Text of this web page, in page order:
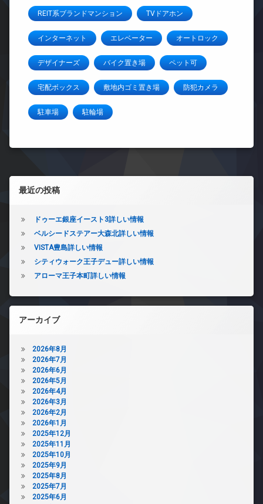
REIT系ブランドマンション TVドアホン
インターネット エレベーター オートロック
デザイナーズ バイク置き場 ペット可
宅配ボックス 敷地内ゴミ置き場 防犯カメラ
駐車場 駐輪場
左サイドバー
最近の投稿
ドゥーエ銀座イースト3詳しい情報
ベルシードステアー大森北詳しい情報
VISTA豊島詳しい情報
シティウォーク王子デュー詳しい情報
アローマ王子本町詳しい情報
アーカイブ
2026年8月
2026年7月
2026年6月
2026年5月
2026年4月
2026年3月
2026年2月
2026年1月
2025年12月
2025年11月
2025年10月
2025年9月
2025年8月
2025年7月
2025年6月